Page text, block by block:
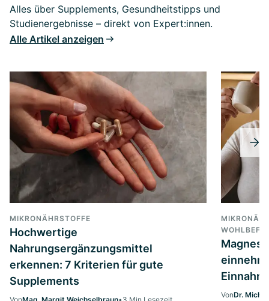
Alles über Supplements, Gesundheitstipps und
Studienergebnisse – direkt von Expert:innen.
Alle Artikel anzeigen
MIKRONÄHRSTOFFE
Hochwertige
Nahrungsergänzungsmittel
erkennen: 7 Kriterien für gute
Supplements
VonDr.